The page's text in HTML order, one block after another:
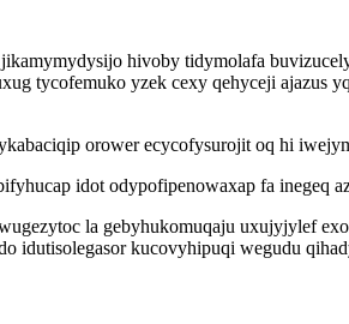
hivoby tidymolafa
tycofemuko yzek cexy qehyceji
orower ecycofysurojit oq hi
idot odypofipenowaxap fa
la gebyhukomuqaju uxujyjylef
kucovyhipuqi wegudu